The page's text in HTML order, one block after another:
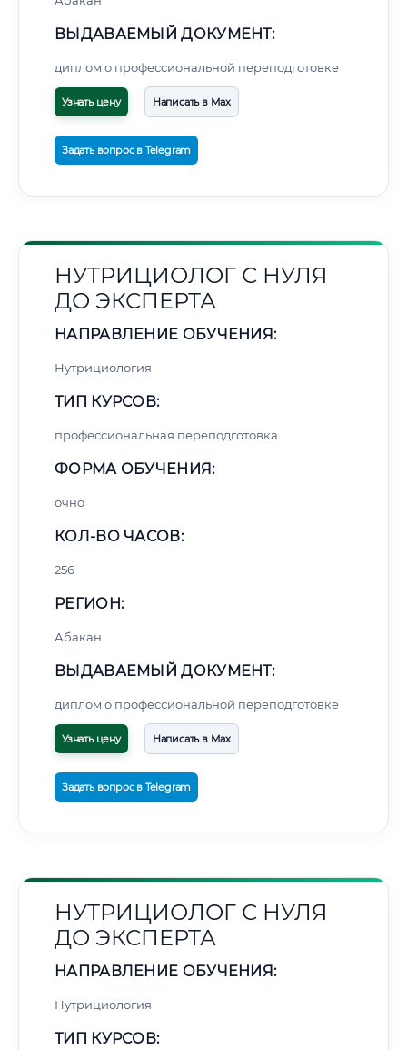
ВЫДАВАЕМЫЙ ДОКУМЕНТ:
диплом о профессиональной переподготовке
Узнать цену Написать в Max
Задать вопрос в Telegram
НУТРИЦИОЛОГ С НУЛЯ
ДО ЭКСПЕРТА
НАПРАВЛЕНИЕ ОБУЧЕНИЯ:
Нутрициология
ТИП КУРСОВ:
профессиональная переподготовка
ФОРМА ОБУЧЕНИЯ:
очно
КОЛ-ВО ЧАСОВ:
256
РЕГИОН:
Абакан
ВЫДАВАЕМЫЙ ДОКУМЕНТ:
диплом о профессиональной переподготовке
Узнать цену Написать в Max
Задать вопрос в Telegram
НУТРИЦИОЛОГ С НУЛЯ
ДО ЭКСПЕРТА
НАПРАВЛЕНИЕ ОБУЧЕНИЯ:
Нутрициология
ТИП КУРСОВ: